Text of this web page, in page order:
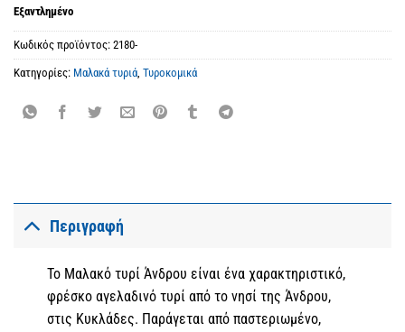
Εξαντλημένο
Κωδικός προϊόντος: 2180-
Κατηγορίες: Μαλακά τυριά, Τυροκομικά
Περιγραφή
Το Μαλακό τυρί Άνδρου είναι ένα χαρακτηριστικό,
φρέσκο αγελαδινό τυρί από το νησί της Άνδρου,
στις Κυκλάδες. Παράγεται από παστεριωμένο,